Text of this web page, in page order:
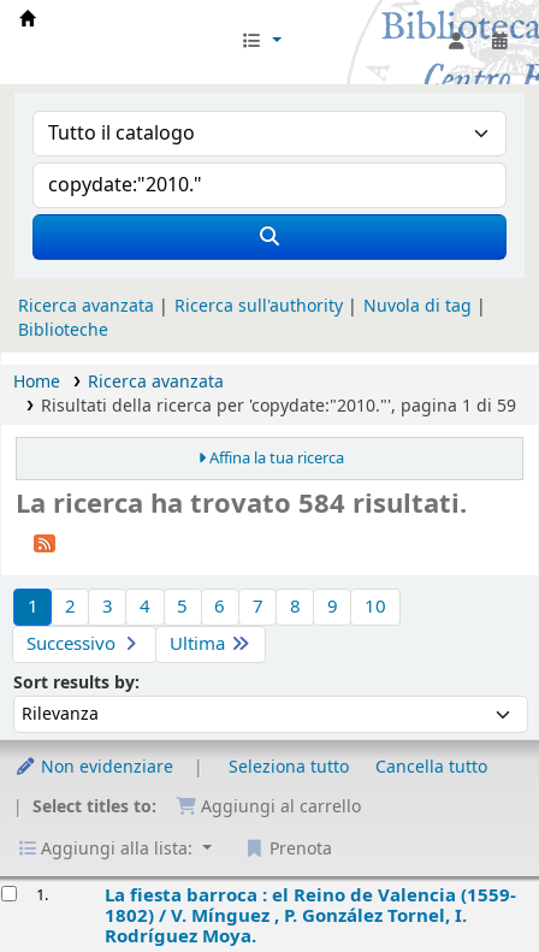
Biblioteca Iglesia Nacional Española en
Ricerca avanzata Ricerca sull'authority
Nuvola di tag
Biblioteche
Home
Ricerca avanzata
Risultati della ricerca per 'copydate:"2010."', pagina 1 di 59
Affina la tua ricerca
La ricerca ha trovato 584 risultati.
1
2 3 4 5 6 7 8 9
10
Successivo
Ultima
Sort results by:
Non evidenziare Seleziona tutto
Cancella tutto
Select titles to:
Aggiungi al carrello
Aggiungi alla lista:
Prenota
1. La fiesta barroca : el Reino de Valencia (1559-
1802) /V. Mínguez , P. González Tornel, I.
Rodríguez Moya.